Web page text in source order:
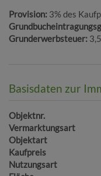
Provision: 3% des
Grunderwerbsteuer:
Basisdaten zur
Objektnr.
Vermarktungsart
Objektart
Kaufpreis
Nutzungsart